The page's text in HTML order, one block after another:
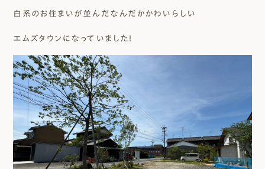
白系のお住まいが並んだなんだかかわいらしい
エムズタウンになっていました！